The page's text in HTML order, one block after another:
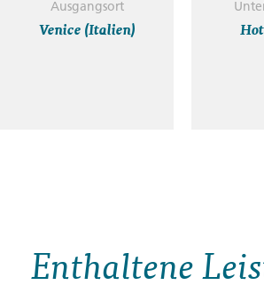
Ausgangsort
Venice (Italien)
Enthaltene